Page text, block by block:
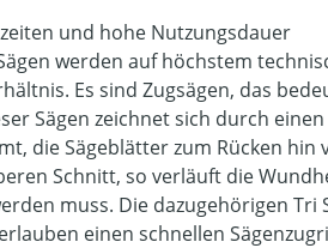
und hohe Nutzungsdauer
werden auf höchstem
Es sind Zugsägen, das
Sägen zeichnet sich durch
die Sägeblätter zum Rücken
Schnitt, so verläuft die
muss. Die dazugehörigen
einen schnellen